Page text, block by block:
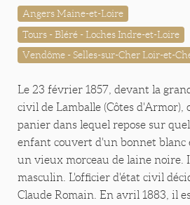
Angers Maine-et-Loire
Tours - Bléré - Loches Indre-et-Loire
Vendôme - Selles-sur-Cher Loir-et-
Le 23 février 1857, devant la
civil de Lamballe (Côtes
panier dans lequel repose sur
enfant couvert d'un bonnet blanc
un vieux morceau de laine noire.
masculin. L'officier d'état civil
Claude Romain. En avril 1883, il